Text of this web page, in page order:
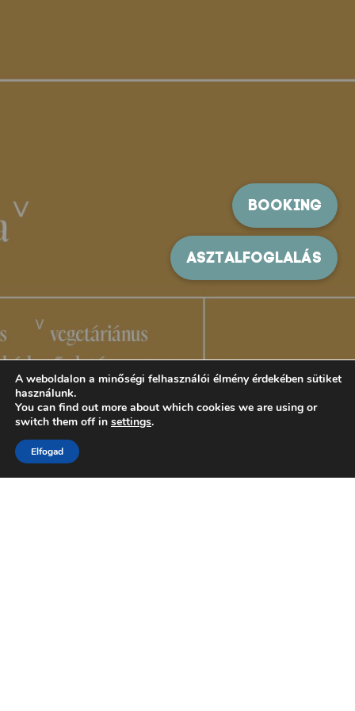
A weboldalon a minőségi felhasználói élmény érdekében sütiket
használunk.
You can find out more about which cookies we are using or
switch them off in settings.
Elfogad